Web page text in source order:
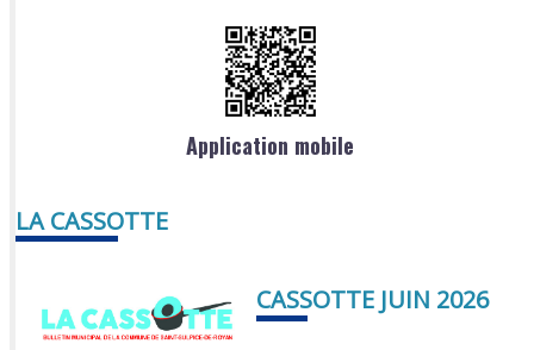
Application mobile
LA CASSOTTE
CASSOTTE JUIN 2026